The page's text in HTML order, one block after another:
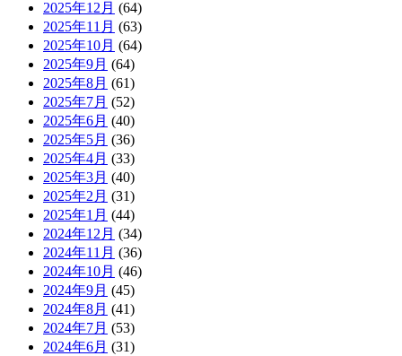
2025年12月 (64)
2025年11月 (63)
2025年10月 (64)
2025年9月 (64)
2025年8月 (61)
2025年7月 (52)
2025年6月 (40)
2025年5月 (36)
2025年4月 (33)
2025年3月 (40)
2025年2月 (31)
2025年1月 (44)
2024年12月 (34)
2024年11月 (36)
2024年10月 (46)
2024年9月 (45)
2024年8月 (41)
2024年7月 (53)
2024年6月 (31)